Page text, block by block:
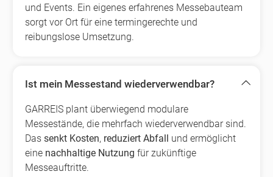
und Events. Ein eigenes erfahrenes Messebauteam
sorgt vor Ort für eine termingerechte und
reibungslose Umsetzung.
Ist mein Messestand wiederverwendbar?
GARREIS plant überwiegend modulare
Messestände, die mehrfach wiederverwendbar sind.
Das senkt Kosten, reduziert Abfall
und ermöglicht
eine nachhaltige Nutzung für zukünftige
Messeauftritte.